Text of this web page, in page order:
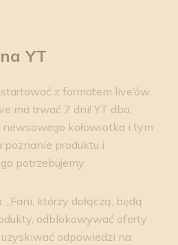
YT
z formatem live’ów
ma trwać 7 dni! YT dba,
kołowrotka i tym
poznanie produktu i
potrzebujemy.
którzy dołączą, będą
odblokowywać oferty
odpowiedzi na